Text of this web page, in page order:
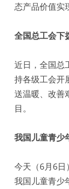
态产品价值实
全国总工会下
近日，全国总
持各级工会开
送温暖、改善
目。
我国儿童青少
今天（6月6日
我国儿童青少